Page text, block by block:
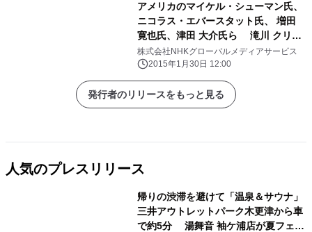
アメリカのマイケル・シューマン氏、
ニコラス・エバースタット氏、 増田
寛也氏、津田 大介氏ら 滝川 クリス
テル司会の「NHK」の国際討論番組で
「人口減少と地方再生」について議論
株式会社NHKグローバルメディアサービス
2015年1月30日 12:00
発行者のリリースをもっと見る
人気のプレスリリース
帰りの渋滞を避けて「温泉＆サウナ」
三井アウトレットパーク木更津から車
で約5分 湯舞音 袖ケ浦店が夏フェア